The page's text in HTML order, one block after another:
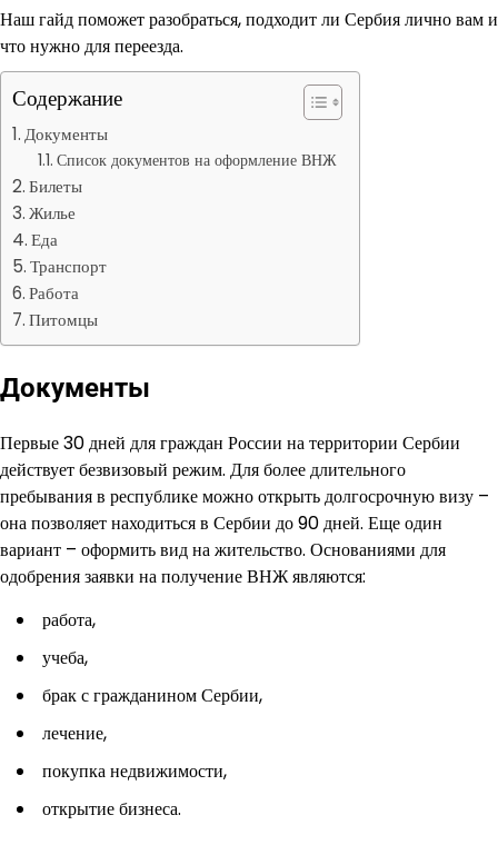
Наш гайд поможет разобраться, подходит ли Сербия лично вам и
что нужно для переезда.
Содержание
Документы
Список документов на оформление ВНЖ
Билеты
Жилье
Еда
Транспорт
Работа
Питомцы
Документы
Первые 30 дней для граждан России на территории Сербии
действует безвизовый режим. Для более длительного
пребывания в республике можно открыть долгосрочную визу –
она позволяет находиться в Сербии до 90 дней. Еще один
вариант – оформить вид на жительство. Основаниями для
одобрения заявки на получение ВНЖ являются:
работа,
учеба,
брак с гражданином Сербии,
лечение,
покупка недвижимости,
открытие бизнеса.